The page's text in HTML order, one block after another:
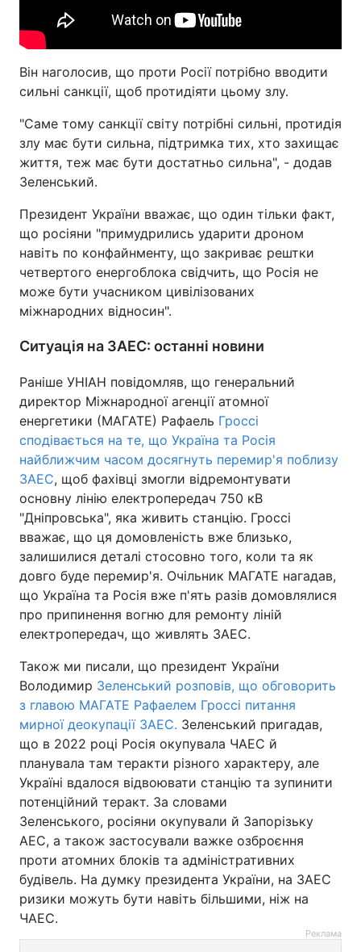
Він наголосив, що проти Росії потрібно вводити
сильні санкції, щоб протидіяти цьому злу.
"Саме тому санкції світу потрібні сильні, протидія
злу має бути сильна, підтримка тих, хто захищає
життя, теж має бути достатньо сильна", - додав
Зеленський.
Президент України вважає, що один тільки факт,
що росіяни "примудрились ударити дроном
навіть по конфайнменту, що закриває рештки
четвертого енергоблока свідчить, що Росія не
може бути учасником цивілізованих
міжнародних відносин".
Ситуація на ЗАЕС: останні новини
Раніше УНІАН повідомляв, що генеральний
директор Міжнародної агенції атомної
енергетики (МАГАТЕ) Рафаель Гроссі
сподівається на те, що Україна та Росія
найближчим часом досягнуть перемир'я поблизу
ЗАЕС, щоб фахівці змогли відремонтувати
основну лінію електропередач 750 кВ
"Дніпровська", яка живить станцію. Гроссі
вважає, що ця домовленість вже близько,
залишилися деталі стосовно того, коли та як
довго буде перемир'я. Очільник МАГАТЕ нагадав,
що Україна та Росія вже п'ять разів домовлялися
про припинення вогню для ремонту ліній
електропередач, що живлять ЗАЕС.
Також ми писали, що президент України
Володимир Зеленський розповів, що обговорить
з главою МАГАТЕ Рафаелем Гроссі питання
мирної деокупації ЗАЕС. Зеленський пригадав,
що в 2022 році Росія окупувала ЧАЕС й
планувала там теракти різного характеру, але
Україні вдалося відвоювати станцію та зупинити
потенційний теракт. За словами
Зеленського, росіяни окупували й Запорізьку
АЕС, а також застосували важке озброєння
проти атомних блоків та адміністративних
будівель. На думку президента України, на ЗАЕС
ризики можуть бути навіть більшими, ніж на
ЧАЕС.
Реклама